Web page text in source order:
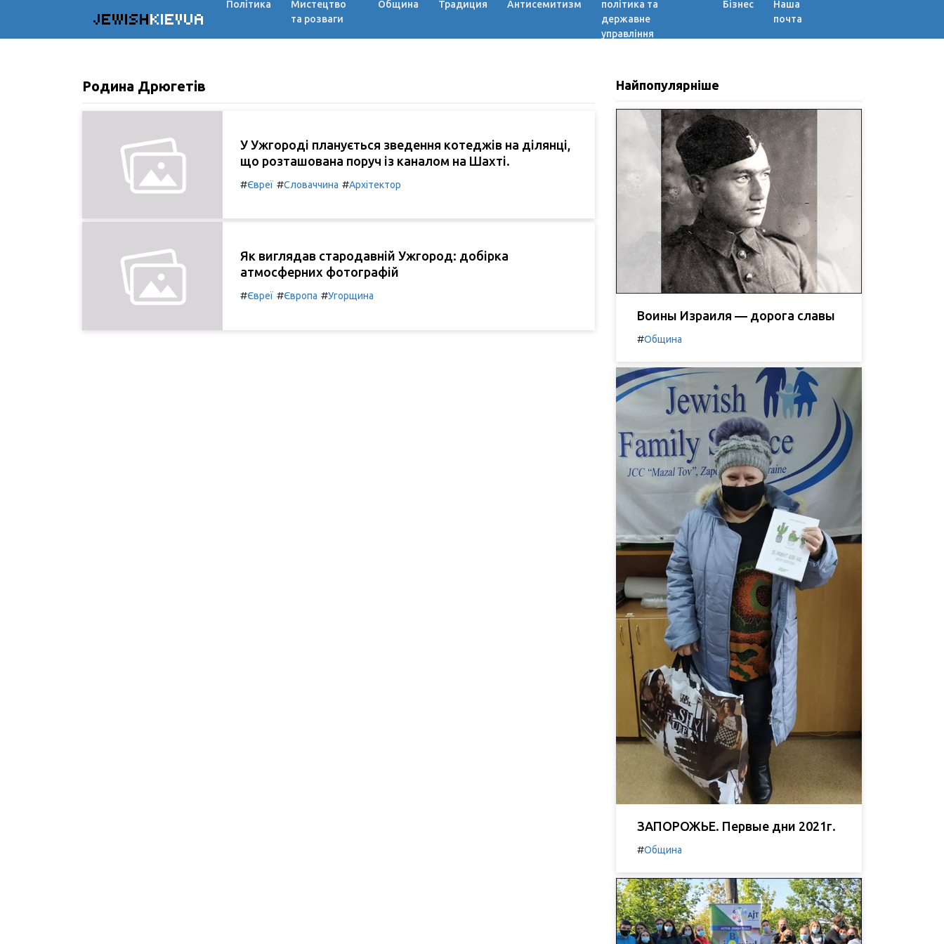
JEWISHKIEVUA
Політика
Мистецтво
та розваги
Община Традиция Антисемитизм
політика та
державне
управління
Бізнес
Наша
почта
Родина Дрюгетів
У Ужгороді планується зведення котеджів на ділянці,
що розташована поруч із каналом на Шахті.
#Євреї #Словаччина #Архітектор
Як виглядав стародавній Ужгород: добірка
атмосферних фотографій
#Євреї #Європа #Угорщина
Найпопулярніше
Воины Израиля — дорога славы
#Община
ЗАПОРОЖЬЕ. Первые дни 2021г.
#Община